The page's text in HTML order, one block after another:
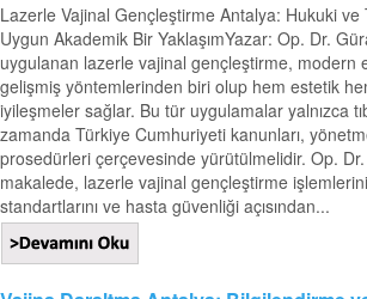
Lazerle Vajinal Gençleştirme Antalya: Hukuki ve
Uygun Akademik Bir YaklaşımYazar: Op. Dr.
uygulanan lazerle vajinal gençleştirme, modern
gelişmiş yöntemlerinden biri olup hem estetik
iyileşmeler sağlar. Bu tür uygulamalar yalnızca
zamanda Türkiye Cumhuriyeti kanunları,
prosedürleri çerçevesinde yürütülmelidir. Op.
makalede, lazerle vajinal gençleştirme
standartlarını ve hasta güvenliği açısından...